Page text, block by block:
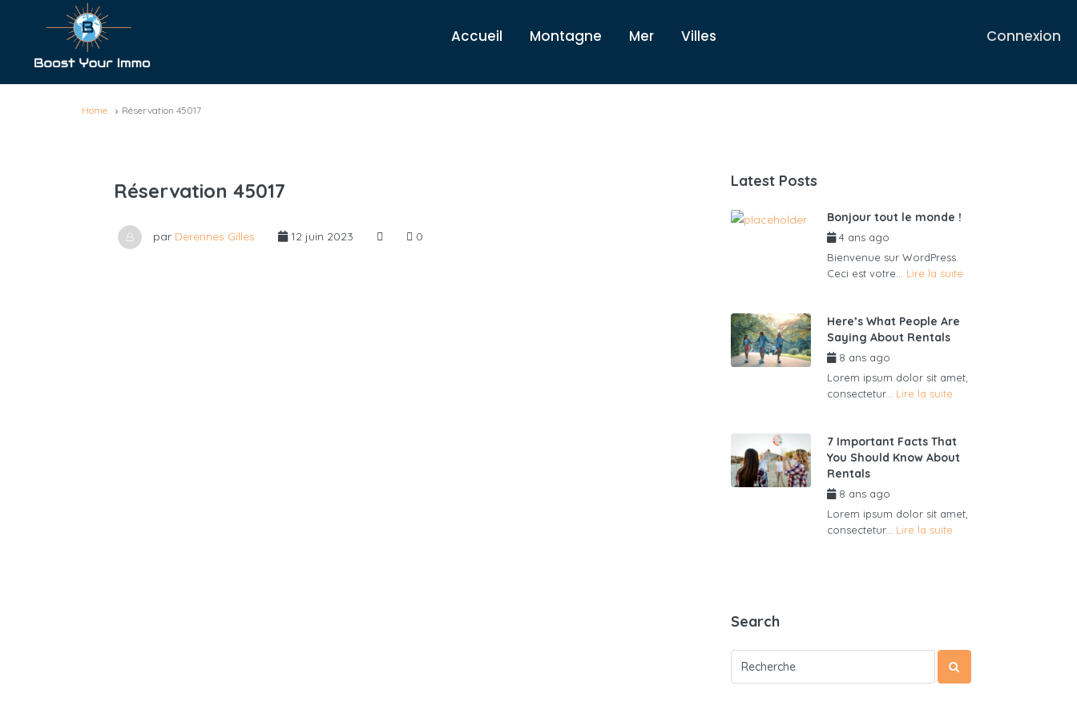
Accueil Montagne Mer Villes Connexion
Home Réservation 45017
Réservation 45017
par Derennes Gilles 12 juin 2023 0
Latest Posts
Bonjour tout le monde !
4 ans ago
Bienvenue sur WordPress.
Ceci est votre... Lire la suite
Here’s What People Are
Saying About Rentals
8 ans ago
Lorem ipsum dolor sit amet,
consectetur... Lire la suite
7 Important Facts That
You Should Know About
Rentals
8 ans ago
Lorem ipsum dolor sit amet,
consectetur... Lire la suite
Search